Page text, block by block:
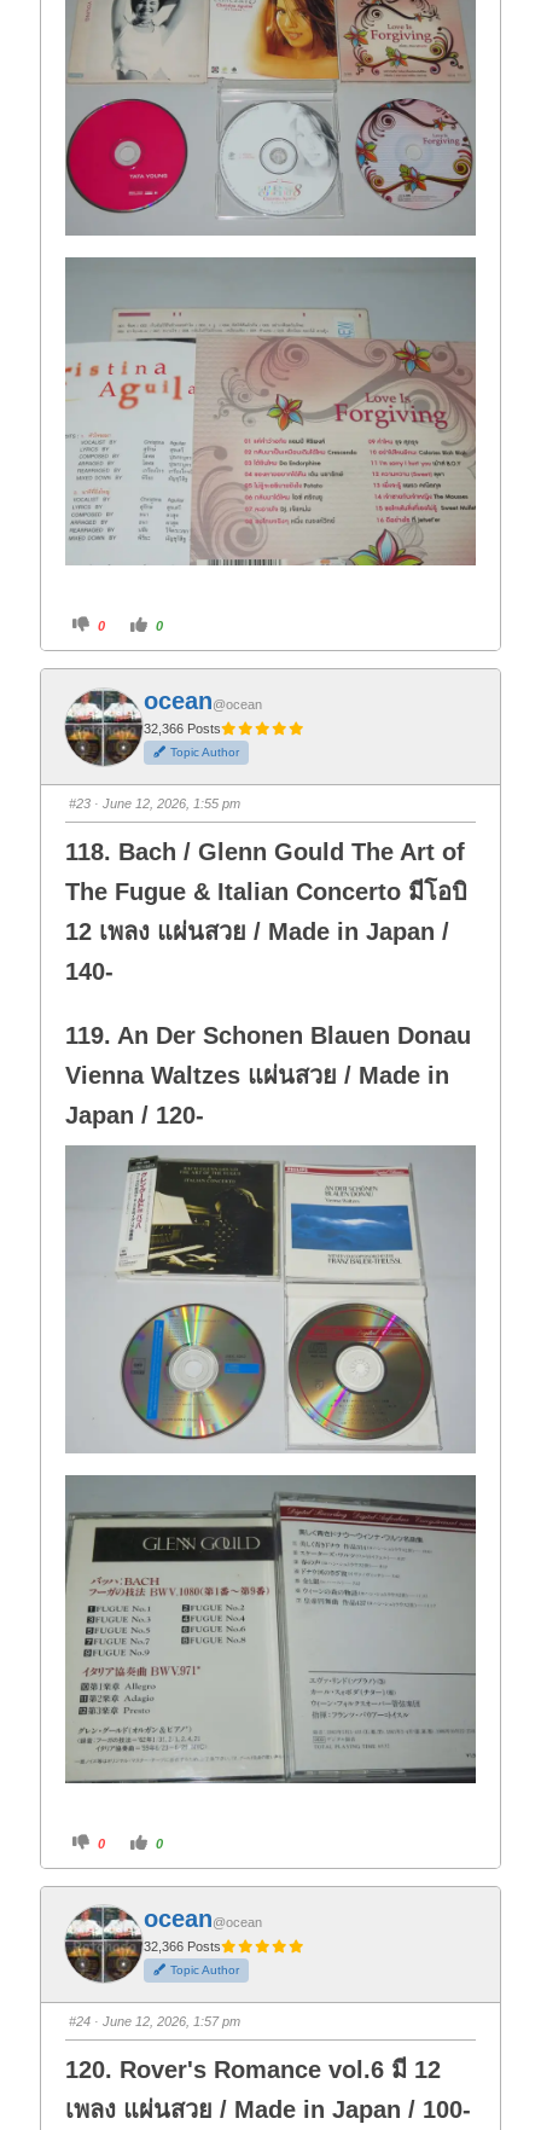
C
i
f
o
r
t
h
u
m
d
o
n
.
0
C
i
o
t
h
u
m
u
p
0
ocean@ocean
32,366 Posts
Topic Author
#23 · June 12, 2026, 1:55 pm
118. Bach / Glenn Gould The Art of
The Fugue & Italian Concerto มีโอบิ
12 เพลง แผ่นสวย / Made in Japan /
140-
119. An Der Schonen Blauen Donau
Vienna Waltzes แผ่นสวย / Made in
Japan / 120-
C
i
k
f
o
r
t
h
u
m
d
o
n
.
0
C
i
k
o
r
t
h
u
m
u
p
0
ocean@ocean
32,366 Posts
Topic Author
#24 · June 12, 2026, 1:57 pm
120. Rover's Romance vol.6 มี 12
เพลง แผ่นสวย / Made in Japan / 100-